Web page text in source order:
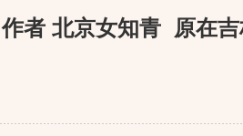
作者 北京女知青 原在